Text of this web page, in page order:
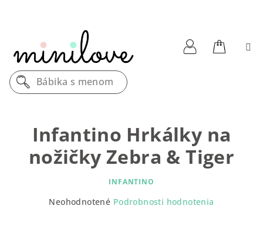
Bábika s menom
Infantino Hrkálky na
nožičky Zebra & Tiger
INFANTINO
Neohodnotené Podrobnosti hodnotenia